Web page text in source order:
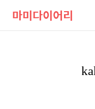
마미다이어리